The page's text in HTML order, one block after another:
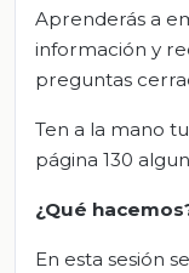
Aprenderás a
información y
preguntas
Ten a la mano
página 130
¿Qué hacemos
En esta sesión